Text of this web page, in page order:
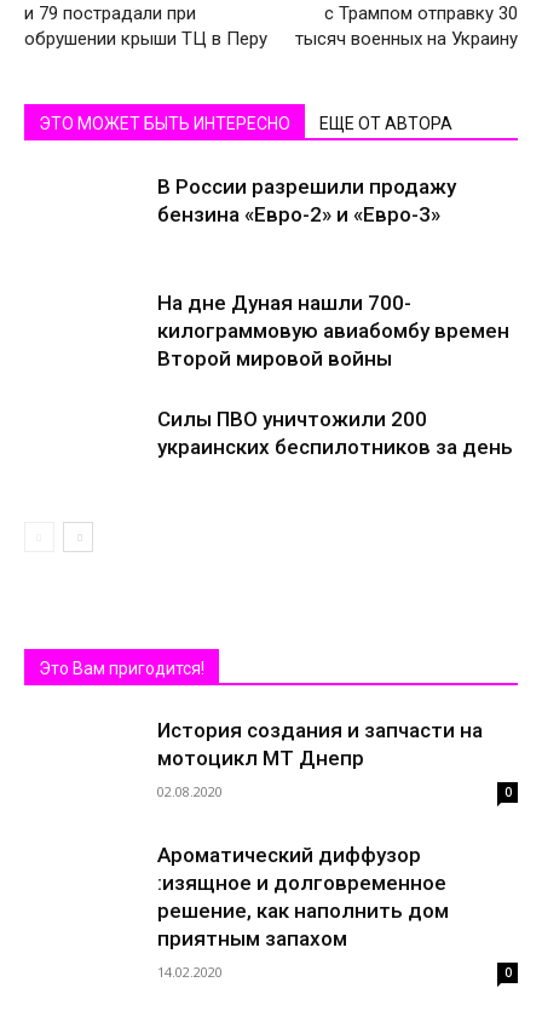
и 79 пострадали при
обрушении крыши ТЦ в Перу
с Трампом отправку 30
тысяч военных на Украину
ЭТО МОЖЕТ БЫТЬ ИНТЕРЕСНО ЕЩЕ ОТ АВТОРА
В России разрешили продажу
бензина «Евро-2» и «Евро-3»
На дне Дуная нашли 700-
килограммовую авиабомбу времен
Второй мировой войны
Силы ПВО уничтожили 200
украинских беспилотников за день
Это Вам пригодится!
История создания и запчасти на
мотоцикл МТ Днепр
02.08.2020 0
Ароматический диффузор
:изящное и долговременное
решение, как наполнить дом
приятным запахом
14.02.2020 0